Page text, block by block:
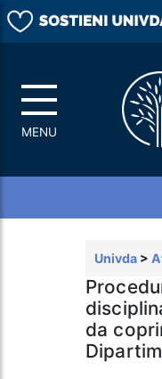
Univda >
da